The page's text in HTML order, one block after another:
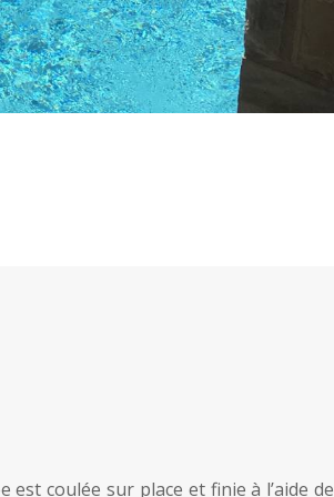
coulée sur place et finie à l’aide de